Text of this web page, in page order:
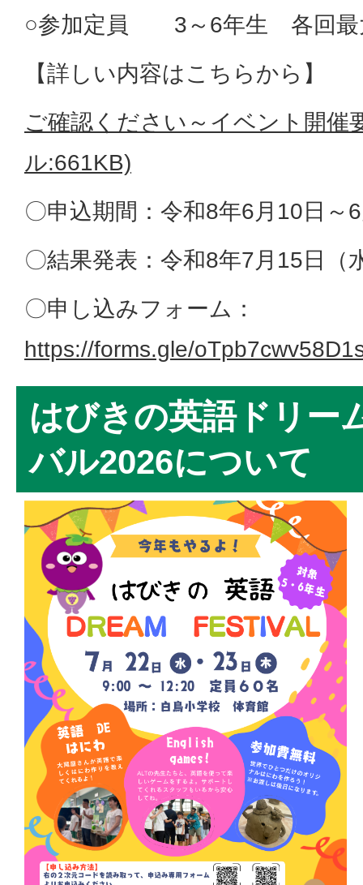
○参加定員 3～6年生 各回
【詳しい内容はこちらから】
ご確認ください～イベント開催
ル:661KB)
〇申込期間：令和8年6月10日
〇結果発表：令和8年7月15日（
〇申し込みフォーム：
https://forms.gle/
はびきの英語ドリー
バル2026について